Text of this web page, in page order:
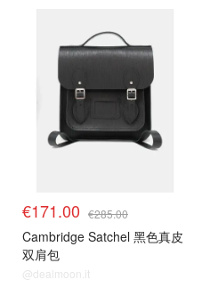
€171.00 €285.00
Cambridge Satchel 黑色真皮
双肩包
@dealmoon.it